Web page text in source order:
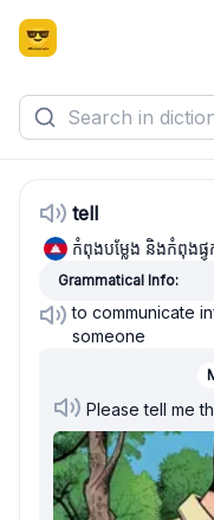
tell
កំពុងបម្លែង និងកំពុងផ្ទុ
Grammatical Info:
to communicate
someone
Please tell me